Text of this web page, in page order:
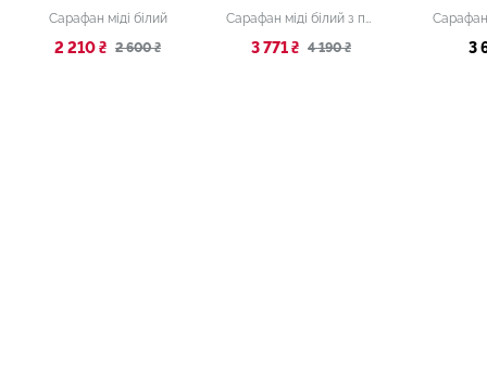
Сарафан міді білий
2 210 ₴ 2 600 ₴
Сарафан міді білий з принтом
3 771 ₴ 4 190 ₴ 3